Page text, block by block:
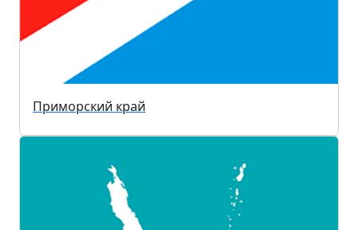
Приморский край